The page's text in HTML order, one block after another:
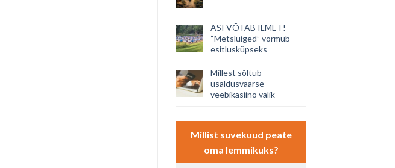
ASI VÕTAB ILMET!
“Metsluiged” vormub
esitlusküpseks
Millest sõltub
usaldusväärse
veebikasiino valik
Millist suvekuud peate
oma lemmikuks?